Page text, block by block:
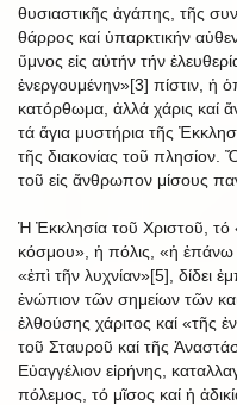
θυσιαστικῆς ἀγάπης, τῆς
θάρρος καί ὑπαρκτικήν
ὕμνος εἰς αὐτήν τήν
ἐνεργουμένην»[3] πίστιν, ἡ
κατόρθωμα, ἀλλά χάρις καί
τά ἅγια μυστήρια τῆς
τῆς διακονίας τοῦ πλησίον.
τοῦ εἰς ἄνθρωπον μίσους
Ἡ Ἐκκλησία τοῦ Χριστοῦ,
κόσμου», ἡ πόλις, «ἡ ἐπάνω
«ἐπὶ τῆν λυχνίαν»[5], δίδει
ἐνώπιον τῶν σημείων τῶν
ἐλθούσης χάριτος καί «τῆς
τοῦ Σταυροῦ καί τῆς
Εὐαγγέλιον εἰρήνης,
πόλεμος, τό μῖσος καί ἡ